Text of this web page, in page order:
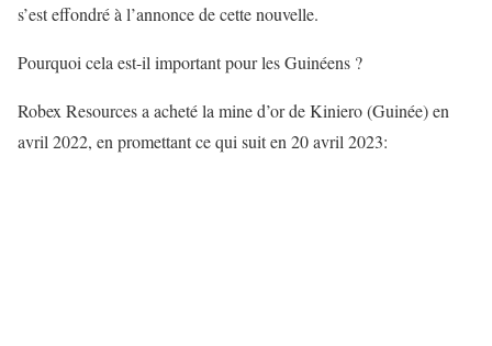
s’est effondré à l’annonce de cette nouvelle.
Pourquoi cela est-il important pour les Guinéens ?
Robex Resources a acheté la mine d’or de Kiniero (Guinée) en
avril 2022, en promettant ce qui suit en 20 avril 2023: